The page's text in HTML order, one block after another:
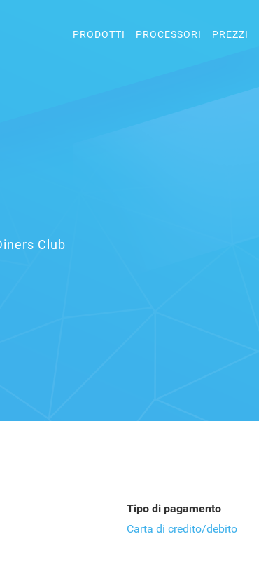
PRODOTTI PROCESSORI PREZZI
Club
Tipo di pagamento
Carta di credito/debito